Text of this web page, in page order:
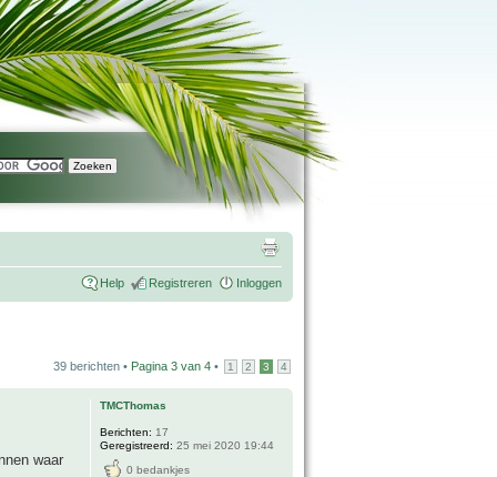
Help Registreren Inloggen
39 berichten • Pagina 3 van 4 • 1 2 3 4
waar
TMCThomas
Berichten: 17
Geregistreerd: 25 mei 2020 19:44
0 bedankjes